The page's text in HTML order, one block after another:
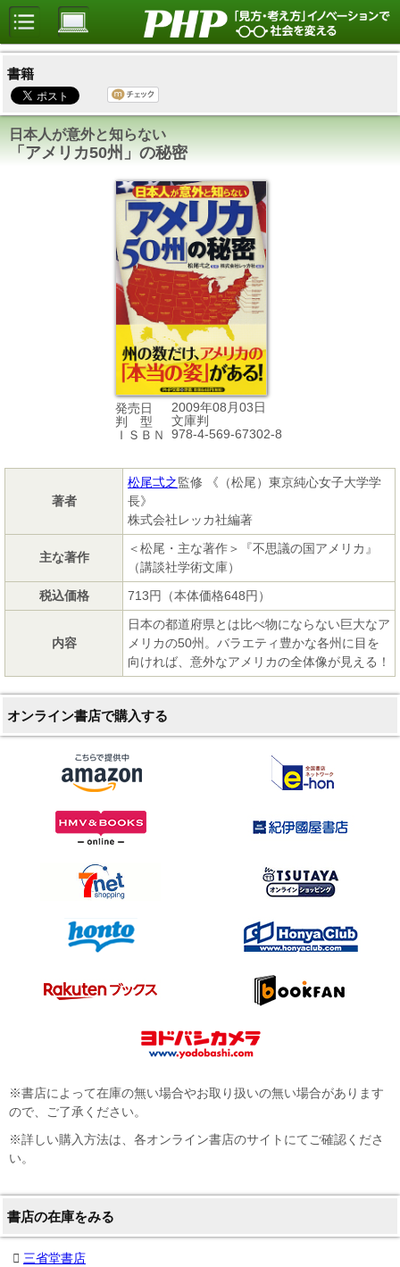
書籍
日本人が意外と知らない
「アメリカ50州」の秘密
発売日
2009年08月03日
判 型
文庫判
ＩＳＢＮ
978-4-569-67302-8
著者
松尾弌之監修 《（松尾）東京純心女子大学学
長》
株式会社レッカ社編著
主な著作
＜松尾・主な著作＞『不思議の国アメリカ』
（講談社学術文庫）
税込価格
713円（本体価格648円）
内容
日本の都道府県とは比べ物にならない巨大なア
メリカの50州。バラエティ豊かな各州に目を
向ければ、意外なアメリカの全体像が見える！
オンライン書店で購入する
※書店によって在庫の無い場合やお取り扱いの無い場合があります
ので、ご了承ください。
※詳しい購入方法は、各オンライン書店のサイトにてご確認くださ
い。
書店の在庫をみる
三省堂書店